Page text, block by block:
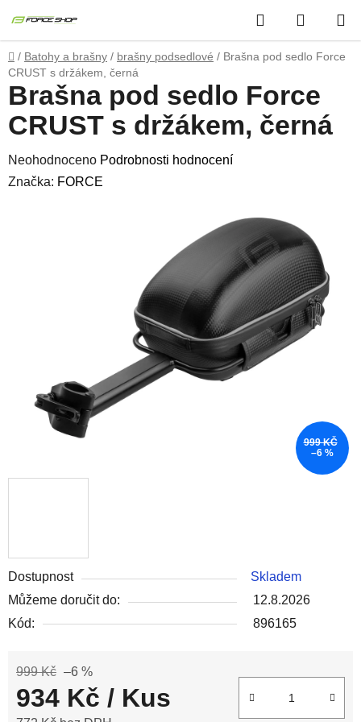
na
obsah
Hledat
KOŠÍK
Domů
/ Batohy a brašny / brašny podsedlové / Brašna pod sedlo Force
CRUST s držákem, černá
Dostupnost
Skladem
Můžeme doručit do:
12.8.2026
Kód:
896165
999 Kč –6 %
934 Kč / Kus
Brašna pod sedlo Force
CRUST s držákem, černá
Průměrné
hodnocení
Neohodnoceno Podrobnosti hodnocení
Značka: FORCE
999 KČ
–6 %